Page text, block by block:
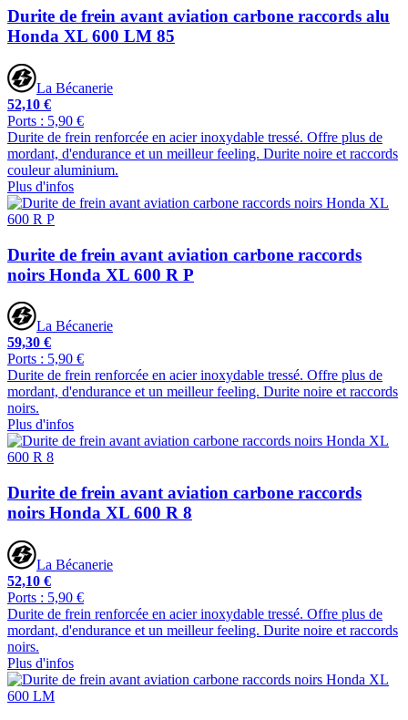
Durite de frein avant aviation carbone raccords alu
Honda XL 600 LM 85
La Bécanerie
52,10 €
Ports : 5,90 €
Durite de frein renforcée en acier inoxydable tressé. Offre plus de
mordant, d'endurance et un meilleur feeling. Durite noire et raccords
couleur aluminium.
Plus d'infos
Durite de frein avant aviation carbone raccords
noirs Honda XL 600 R P
La Bécanerie
59,30 €
Ports : 5,90 €
Durite de frein renforcée en acier inoxydable tressé. Offre plus de
mordant, d'endurance et un meilleur feeling. Durite noire et raccords
noirs.
Plus d'infos
Durite de frein avant aviation carbone raccords
noirs Honda XL 600 R 8
La Bécanerie
52,10 €
Ports : 5,90 €
Durite de frein renforcée en acier inoxydable tressé. Offre plus de
mordant, d'endurance et un meilleur feeling. Durite noire et raccords
noirs.
Plus d'infos